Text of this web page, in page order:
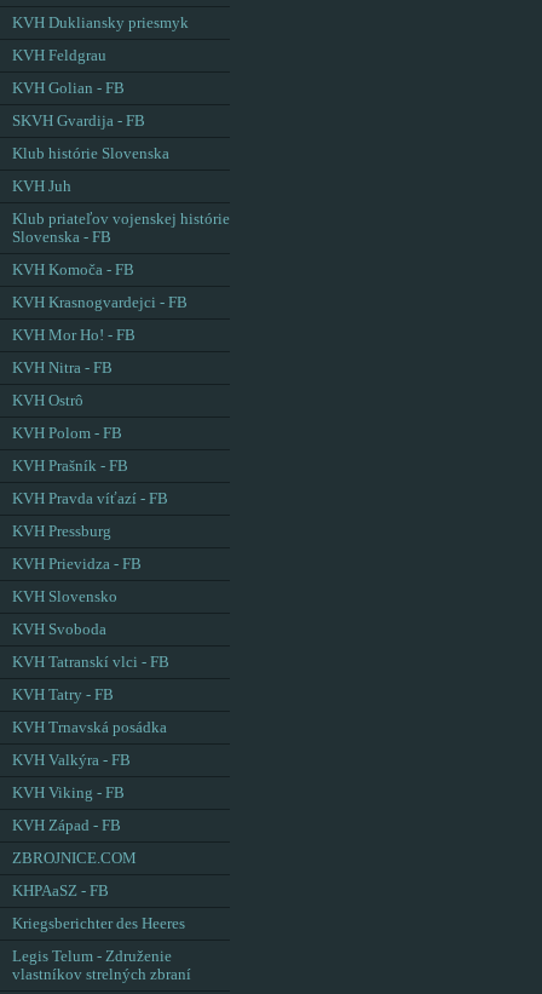
KVH Dukliansky priesmyk
KVH Feldgrau
KVH Golian - FB
SKVH Gvardija - FB
Klub histórie Slovenska
KVH Juh
Klub priateľov vojenskej histórie
Slovenska - FB
KVH Komoča - FB
KVH Krasnogvardejci - FB
KVH Mor Ho! - FB
KVH Nitra - FB
KVH Ostrô
KVH Polom - FB
KVH Prašník - FB
KVH Pravda víťazí - FB
KVH Pressburg
KVH Prievidza - FB
KVH Slovensko
KVH Svoboda
KVH Tatranskí vlci - FB
KVH Tatry - FB
KVH Trnavská posádka
KVH Valkýra - FB
KVH Viking - FB
KVH Západ - FB
ZBROJNICE.COM
KHPAaSZ - FB
Kriegsberichter des Heeres
Legis Telum - Združenie
vlastníkov strelných zbraní